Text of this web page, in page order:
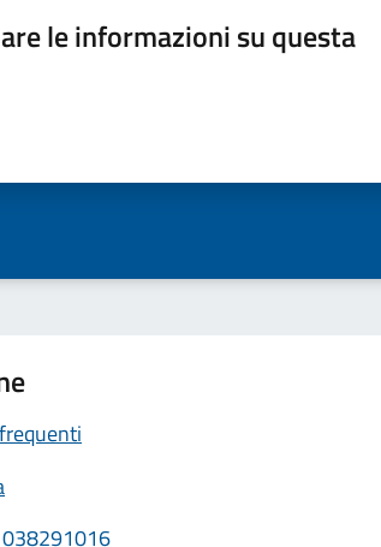
le informazioni su questa